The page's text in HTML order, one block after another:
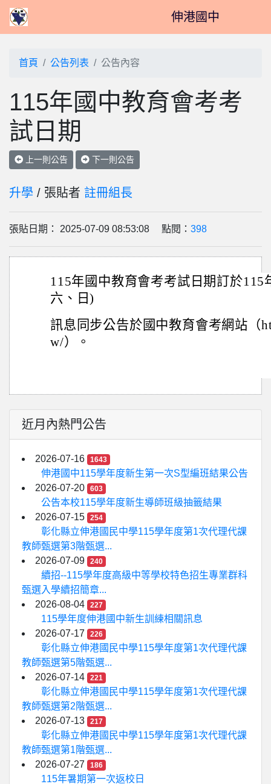
伸港國中
首頁 公告列表 公告內容
115年國中教育會考考
試日期
上一則公告 下一則公告
升學 / 張貼者 註冊組長
張貼日期： 2025-07-09 08:53:08 點閱： 398
115年國中教育會考考試日期訂於115
六、日)
訊息同步公告於國中教育會考網站（
w/）。
近月內熱門公告
2026-07-16 1643
伸港國中115學年度新生第一次S型編班結果公告
2026-07-20
603
公告本校115學年度新生導師班級抽籤結果
2026-07-15
254
彰化縣立伸港國民中學115學年度第1次代理代課
教師甄選第3階甄選...
2026-07-09
240
續招--115學年度高級中等學校特色招生專業群科
甄選入學續招簡章...
2026-08-04
227
115學年度伸港國中新生訓練相關訊息
2026-07-17
226
彰化縣立伸港國民中學115學年度第1次代理代課
教師甄選第5階甄選...
2026-07-14
221
彰化縣立伸港國民中學115學年度第1次代理代課
教師甄選第2階甄選...
2026-07-13
217
彰化縣立伸港國民中學115學年度第1次代理代課
教師甄選第1階甄選...
2026-07-27
186
115年暑期第一次返校日